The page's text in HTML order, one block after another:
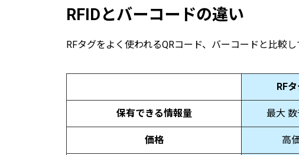
RFIDとバーコードの違い
RFタグをよく使われるQRコード、バーコードと比較し
RF
保有できる情報量 最大
価格 高